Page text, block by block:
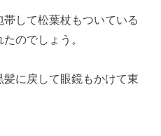
して松葉杖もついている
のでしょう。
に戻して眼鏡もかけて東